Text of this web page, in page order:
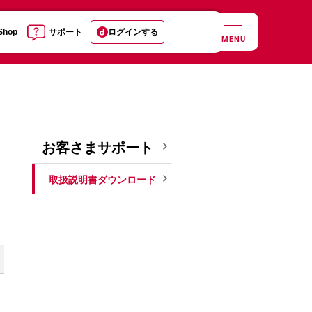
サポート ログインする
MENU
お客さまサポート
取扱説明書ダウンロード